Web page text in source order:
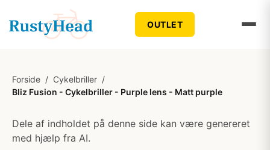
OUTLET
Forside / Cykelbriller /
Bliz Fusion - Cykelbriller - Purple lens - Matt purple
Dele af indholdet på denne side kan være genereret
med hjælp fra AI.